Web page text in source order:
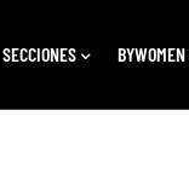
SECCIONES BYWOMEN